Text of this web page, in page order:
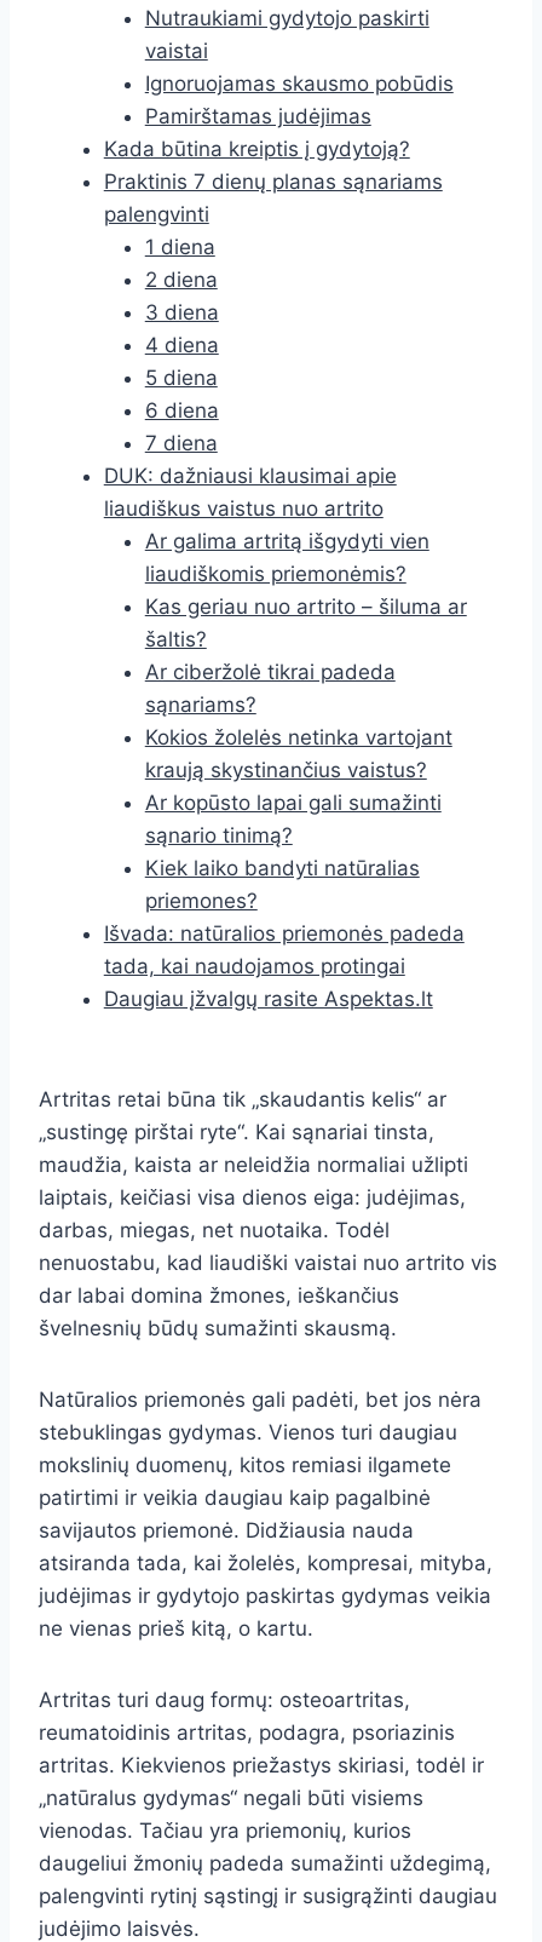
Nutraukiami gydytojo paskirti
vaistai
Ignoruojamas skausmo pobūdis
Pamirštamas judėjimas
Kada būtina kreiptis į gydytoją?
Praktinis 7 dienų planas sąnariams
palengvinti
1 diena
2 diena
3 diena
4 diena
5 diena
6 diena
7 diena
DUK: dažniausi klausimai apie
liaudiškus vaistus nuo artrito
Ar galima artritą išgydyti vien
liaudiškomis priemonėmis?
Kas geriau nuo artrito – šiluma ar
šaltis?
Ar ciberžolė tikrai padeda
sąnariams?
Kokios žolelės netinka vartojant
kraują skystinančius vaistus?
Ar kopūsto lapai gali sumažinti
sąnario tinimą?
Kiek laiko bandyti natūralias
priemones?
Išvada: natūralios priemonės padeda
tada, kai naudojamos protingai
Daugiau įžvalgų rasite Aspektas.lt
Artritas retai būna tik „skaudantis kelis“ ar
„sustingę pirštai ryte“. Kai sąnariai tinsta,
maudžia, kaista ar neleidžia normaliai užlipti
laiptais, keičiasi visa dienos eiga: judėjimas,
darbas, miegas, net nuotaika. Todėl
nenuostabu, kad liaudiški vaistai nuo artrito vis
dar labai domina žmones, ieškančius
švelnesnių būdų sumažinti skausmą.
Natūralios priemonės gali padėti, bet jos nėra
stebuklingas gydymas. Vienos turi daugiau
mokslinių duomenų, kitos remiasi ilgamete
patirtimi ir veikia daugiau kaip pagalbinė
savijautos priemonė. Didžiausia nauda
atsiranda tada, kai žolelės, kompresai, mityba,
judėjimas ir gydytojo paskirtas gydymas veikia
ne vienas prieš kitą, o kartu.
Artritas turi daug formų: osteoartritas,
reumatoidinis artritas, podagra, psoriazinis
artritas. Kiekvienos priežastys skiriasi, todėl ir
„natūralus gydymas“ negali būti visiems
vienodas. Tačiau yra priemonių, kurios
daugeliui žmonių padeda sumažinti uždegimą,
palengvinti rytinį sąstingį ir susigrąžinti daugiau
judėjimo laisvės.